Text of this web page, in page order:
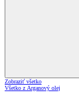
Zobraziť všetko
Všetko z Arganový olej